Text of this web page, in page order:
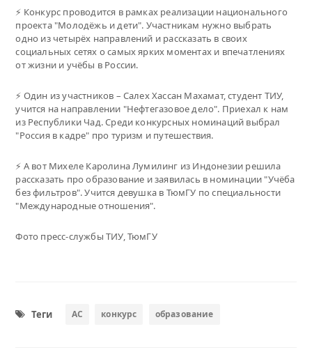
⚡️ Конкурс проводится в рамках реализации национального
проекта "Молодёжь и дети". Участникам нужно выбрать
одно из четырёх направлений и рассказать в своих
социальных сетях о самых ярких моментах и впечатлениях
от жизни и учёбы в России.
⚡️ Один из участников – Салех Хассан Махамат, студент ТИУ,
учится на направлении "Нефтегазовое дело". Приехал к нам
из Республики Чад. Среди конкурсных номинаций выбрал
"Россия в кадре" про туризм и путешествия.
⚡️ А вот Михеле Каролина Лумилинг из Индонезии решила
рассказать про образование и заявилась в номинации "Учёба
без фильтров". Учится девушка в ТюмГУ по специальности
"Международные отношения".
Фото пресс-службы ТИУ, ТюмГУ
Теги АС конкурс образование